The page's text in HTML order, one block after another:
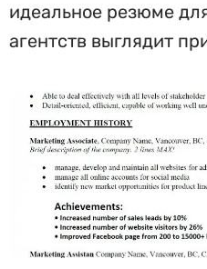
идеальное резюме
агентств выглядит